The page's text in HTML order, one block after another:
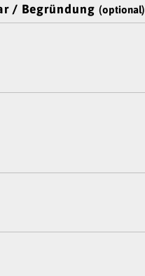
/ Begründung(optional)